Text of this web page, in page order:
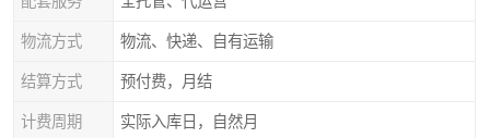
物流方式 物流、快递、自有运输
结算方式 预付费，月结
计费周期 实际入库日，自然月